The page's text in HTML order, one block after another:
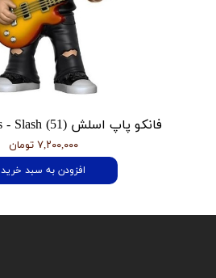
فانکو پاپ اسلش Guns 'N Roses - Slash (51)
۷,۲۰۰,۰۰۰ تومان
افزودن به سبد خرید